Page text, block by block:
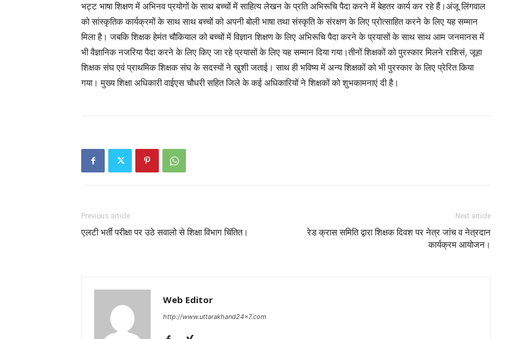
भट्ट भाषा शिक्षण में अभिनव प्रयोगों के साथ बच्चों में साहित्य लेखन के प्रति अभिरूचि पैदा करने में बेहतर कार्य कर रहे हैं।अंजू लिंगवाल
को सांस्कृतिक कार्यक्रमों के साथ साथ बच्चों को अपनी बोली भाषा तथा संस्कृति के संरक्षण के लिए प्रोत्साहित करने के लिए यह सम्मान
मिला है। जबकि शिक्षक हेमंत चौकियाल को बच्चों में विज्ञान शिक्षण के लिए अभिरूचि पैदा करने के प्रयासों के साथ साथ आम जनमानस में
भी वैज्ञानिक नजरिया पैदा करने के लिए किए जा रहे प्रयासों के लिए यह सम्मान दिया गया।तीनों शिक्षकों को पुरस्कार मिलने राशिसं, जूहा
शिक्षक संघ एवं प्राथमिक शिक्षक संघ के सदस्यों ने खुशी जताई। साथ ही भविष्य में अन्य शिक्षकों को भी पुरस्कार के लिए प्रेरित किया
गया। मुख्य शिक्षा अधिकारी वाईएस चौधरी सहित जिले के कई अधिकारियों ने शिक्षकों को शुभकामनाएं दी है।
Previous article
एलटी भर्ती परीक्षा पर उठे सवालो से शिक्षा विभाग चिंतित।
Next article
रेड क्रास समिति द्वारा शिक्षक दिवश पर नेत्र जांच व नेत्रदान
कार्यक्रम आयोजन।
Web Editor
http://www.uttarakhand24x7.com